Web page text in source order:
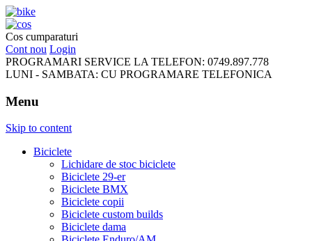
FreeRideBikes
Cos cumparaturi
Cont nou Login
PROGRAMARI SERVICE LA TELEFON: 0749.897.778
LUNI - SAMBATA: CU PROGRAMARE TELEFONICA
Menu
Skip to content
Biciclete
Lichidare de stoc biciclete
Biciclete 29-er
Biciclete BMX
Biciclete copii
Biciclete custom builds
Biciclete dama